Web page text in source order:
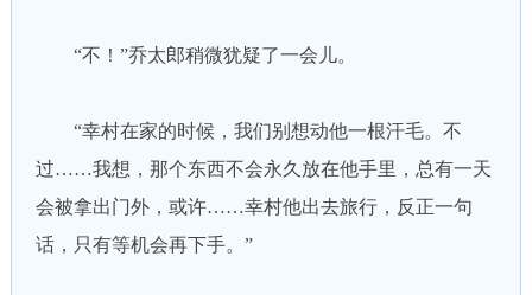
“不！”乔太郎稍微犹疑了一会儿。
“幸村在家的时候，我们别想动他一根汗毛。不
过……我想，那个东西不会永久放在他手里，总有一天
会被拿出门外，或许……幸村他出去旅行，反正一句
话，只有等机会再下手。”